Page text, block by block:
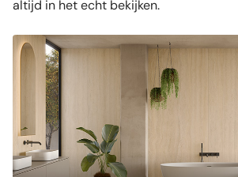
altijd in het echt bekijken.